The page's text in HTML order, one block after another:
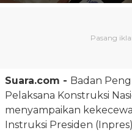
Suara.com - Badan
Pelaksana Konstruksi
menyampaikan
Instruksi Presiden